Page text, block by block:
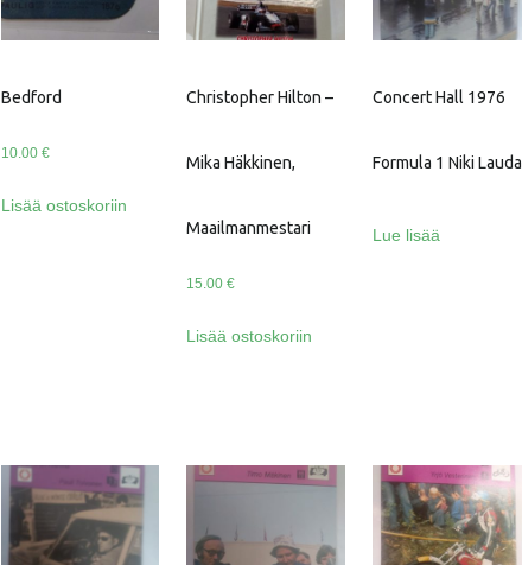
Bedford
10.00 €
Lisää ostoskoriin
Christopher Hilton –
Mika Häkkinen,
Maailmanmestari
15.00€
Lisää ostoskoriin
Concert Hall 1976
Formula 1 Niki Lauda
Lue lisää